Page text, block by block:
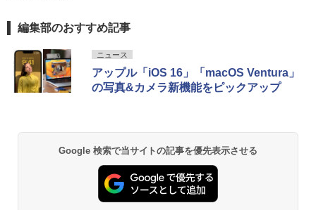
編集部のおすすめ記事
ニュース
アップル「iOS 16」「macOS Ventura」
の写真&カメラ新機能をピックアップ
Google 検索で当サイトの記事を優先表示させる